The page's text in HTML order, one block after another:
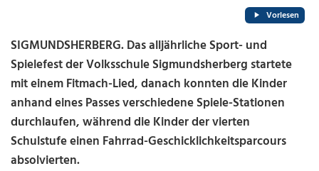
Vorlesen
SIGMUNDSHERBERG. Das alljährliche Sport- und
Spielefest der Volksschule Sigmundsherberg startete
mit einem Fitmach-Lied, danach konnten die Kinder
anhand eines Passes verschiedene Spiele-Stationen
durchlaufen, während die Kinder der vierten
Schulstufe einen Fahrrad-Geschicklichkeitsparcours
absolvierten.